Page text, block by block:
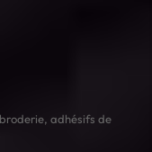
adhésifs de